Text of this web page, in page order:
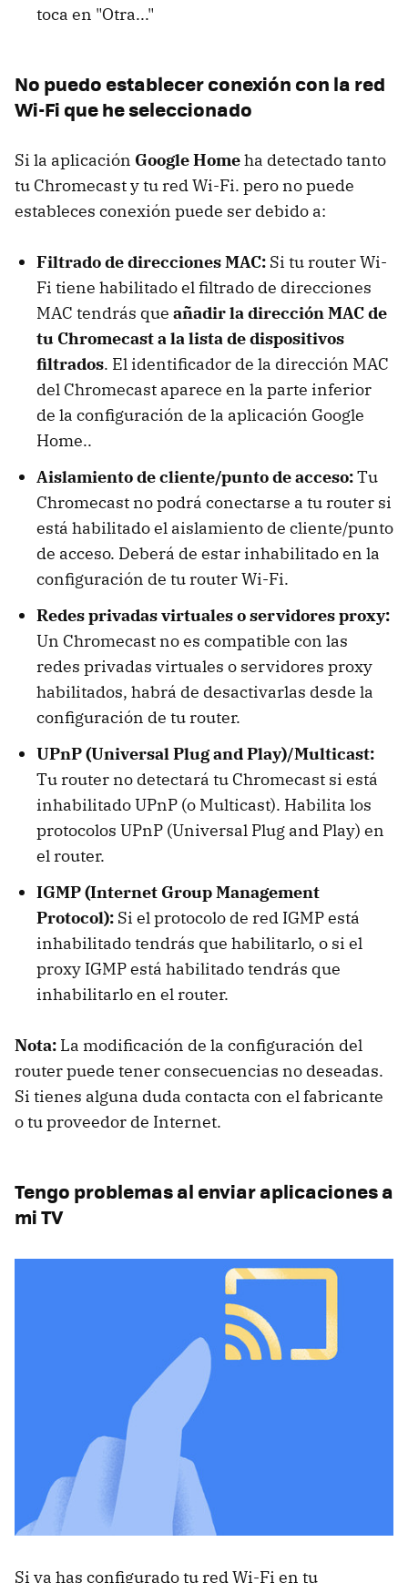
toca en "Otra..."
No puedo establecer conexión con la red
Wi-Fi que he seleccionado
Si la aplicación Google Homeha detectado tanto
tu Chromecast y tu red Wi-Fi. pero no puede
estableces conexión puede ser debido a:
Filtrado de direcciones MAC: Si tu router Wi-
Fi tiene habilitado el filtrado de direcciones
MAC tendrás que añadir la dirección MAC de
tu Chromecast a la lista de dispositivos
filtrados. El identificador de la dirección MAC
del Chromecast aparece en la parte inferior
de la configuración de la aplicación Google
Home..
Aislamiento de cliente/punto de acceso:Tu
Chromecast no podrá conectarse a tu router si
está habilitado el aislamiento de cliente/punto
de acceso. Deberá de estar inhabilitado en la
configuración de tu router Wi-Fi.
Redes privadas virtuales o servidores proxy:
Un Chromecast no es compatible con las
redes privadas virtuales o servidores proxy
habilitados, habrá de desactivarlas desde la
configuración de tu router.
UPnP (Universal Plug and Play)/Multicast:
Tu router no detectará tu Chromecast si está
inhabilitado UPnP (o Multicast). Habilita los
protocolos UPnP (Universal Plug and Play) en
el router.
IGMP (Internet Group Management
Protocol): Si el protocolo de red IGMP está
inhabilitado tendrás que habilitarlo, o si el
proxy IGMP está habilitado tendrás que
inhabilitarlo en el router.
Nota: La modificación de la configuración del
router puede tener consecuencias no deseadas.
Si tienes alguna duda contacta con el fabricante
o tu proveedor de Internet.
Tengo problemas al enviar aplicaciones a
mi TV
Si ya has configurado tu red Wi-Fi en tu